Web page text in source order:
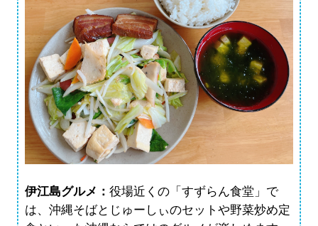
伊江島グルメ：役場近くの「すずらん食堂」で
は、沖縄そばとじゅーしぃのセットや野菜炒め定